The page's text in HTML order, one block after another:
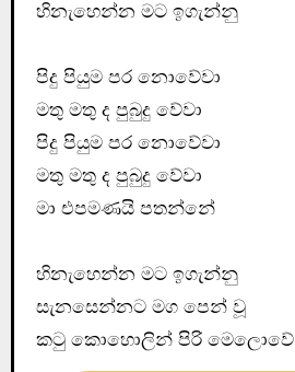
හිනැහෙන්න මට ඉගැන්නු
පිදු පියුම පර නොවේවා
මතු මතු ද පුබුදු වේවා
පිදු පියුම පර නොවේවා
මතු මතු ද පුබුදු වේවා
මා එපමණයි පතන්නේ
හිනැහෙන්න මට ඉගැන්නු
සැනසෙන්නට මග පෙන් වූ
කටු කොහොලින් පිරි මෙලොවේ